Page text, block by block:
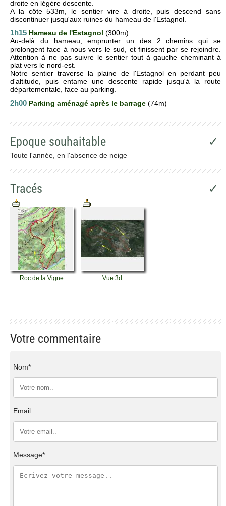
droite en légère descente.
A la côte 533m, le sentier vire à droite, puis descend sans
discontinuer jusqu'aux ruines du hameau de l'Estagnol.
1h15 Hameau de l'Estagnol (300m)
Au-delà du hameau, emprunter un des 2 chemins qui se
prolongent face à nous vers le sud, et finissent par se rejoindre.
Attention à ne pas suivre le sentier tout à gauche cheminant à
plat vers le nord-est.
Notre sentier traverse la plaine de l'Estagnol en perdant peu
d'altitude, puis entame une descente rapide jusqu'à la route
départementale, face au parking.
2h00 Parking aménagé après le barrage (74m)
Epoque souhaitable ✓
Toute l'année, en l'absence de neige
Tracés ✓
Roc de la Vigne Vue 3d
Votre commentaire
Nom*
Email
Message*